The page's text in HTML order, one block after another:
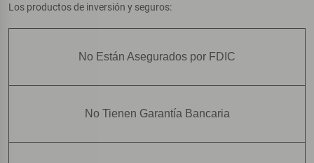
Los productos de inversión y seguros:
No Están Asegurados por FDIC
No Tienen Garantía Bancaria